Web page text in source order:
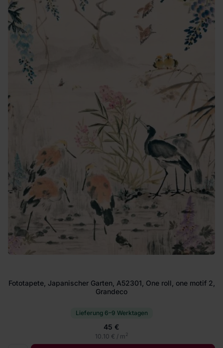
Fototapete, Japanischer Garten, A52301, One roll, one motif 2,
Grandeco
Lieferung 6–9 Werktagen
45 €
10.10 € / m2